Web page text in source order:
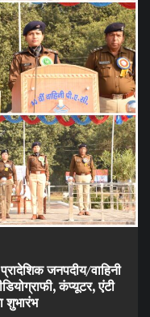
जनपदीय/वाहिनी
कंप्यूटर, एंटी
शुभारंभ